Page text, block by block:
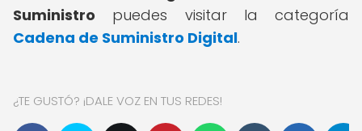
Suministro puedes visitar la categoría
Cadena de Suministro Digital.
¿TE GUSTÓ? ¡DALE VOZ EN TUS REDES!